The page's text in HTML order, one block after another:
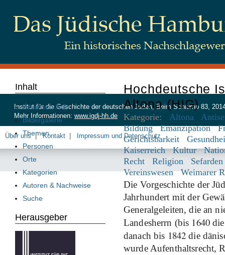
Hochdeutsche
Altona (HIG)
Kategorie: Altona
Bildung
Emanzipation
Gerichtsbarkeit
Kaiserreich
Kultur
Recht
Religion
Sefarden
Vereinswesen
Weimarer
Die Vorgeschichte der
Jahrhundert mit der
Generalgeleiten, die an
Landesherrn (bis 1640
danach bis 1842 die
wurde Aufenthaltsrecht,
Inhalt
Inhalt von A-Z
Bildergalerie
Themen
Personen
Orte
Kategorien
Autoren & Nachweise
Suche
Herausgeber
Institut für die Geschichte der deutschen Juden, Beim Schlump 83,
Mehr Informationen: www.igdj-hh.de
Über uns Kontakt Impressum und Datenschutz